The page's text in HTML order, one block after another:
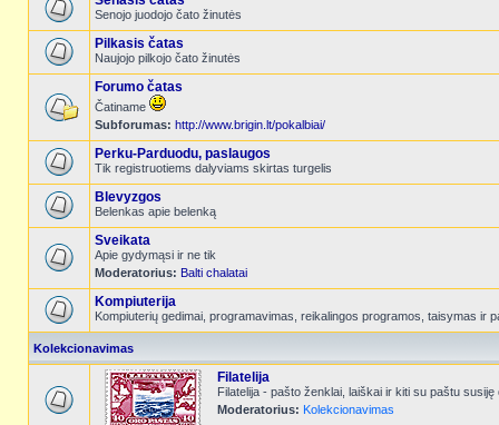
Senojo juodojo čato žinutės
Pilkasis čatas
Naujojo pilkojo čato žinutės
Forumo čatas
Čatiname
Subforumas: http://www.brigin.lt/pokalbiai/
Perku-Parduodu, paslaugos
Tik registruotiems dalyviams skirtas turgelis
Blevyzgos
Belenkas apie belenką
Sveikata
Apie gydymąsi ir ne tik
Moderatorius: Balti chalatai
Kompiuterija
Kompiuterių gedimai, programavimas, reikalingos programos, taisymas ir
Kolekcionavimas
Filatelija
Filatelija - pašto ženklai, laiškai ir kiti su paštu susiję
Moderatorius: Kolekcionavimas